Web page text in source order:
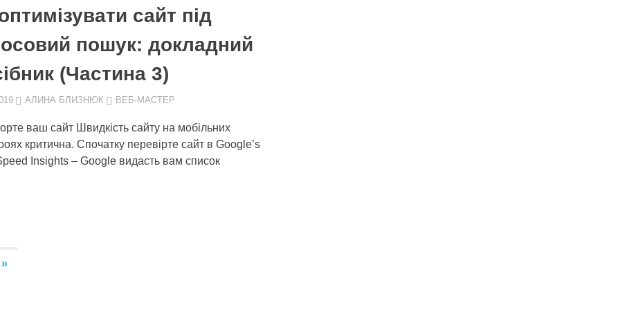
сайт під
пошук: докладний
(Частина 3)
АЛИНА БЛИЗНЮК ВЕБ-МАСТЕР
ваш сайт Швидкість сайту на мобільних
критична. Спочатку перевірте сайт в Google’s
​​Insights – Google видасть вам список
СЛЕДУЮЩИЕ
»